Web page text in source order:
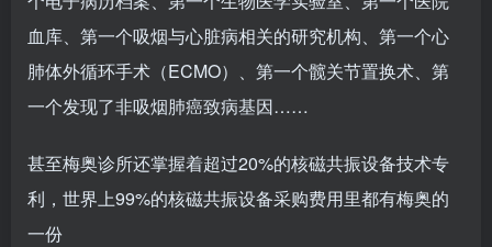
血库、第一个吸烟与心脏病相关的研究机构、第一个心
肺体外循环手术（ECMO）、第一个髋关节置换术、第
一个发现了非吸烟肺癌致病基因……
甚至梅奥诊所还掌握着超过20%的核磁共振设备技术专
利，世界上99%的核磁共振设备采购费用里都有梅奥的
一份